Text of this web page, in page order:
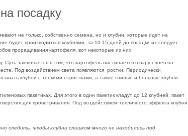
посадку
не только, собственно семена, но и клубни, которые идет на
будет производиться клубнями, за 10-15 дней до посадки их следует
проращивания картофеля, вот некоторые из них.
заключается в том, что картофель выстилается в пару слоев на
Под воздействием света появляются ростки. Периодически
клубни с тонкими отростками, а также гнилые и больные клубни.
пакетиках. Для этого в один пакетик кладут до 12 клубней, пакет
для проветривания. Под воздействием тепличного эффекта клубни
следить, чтобы клубни слишком много не находились под